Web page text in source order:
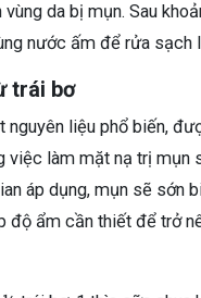
da bị mụn. Sau
nước ấm để rửa sạch
trái bơ
nguyên liệu phổ biến,
việc làm mặt nạ trị mụn
áp dụng, mụn sẽ sớn
độ ẩm cần thiết để trở